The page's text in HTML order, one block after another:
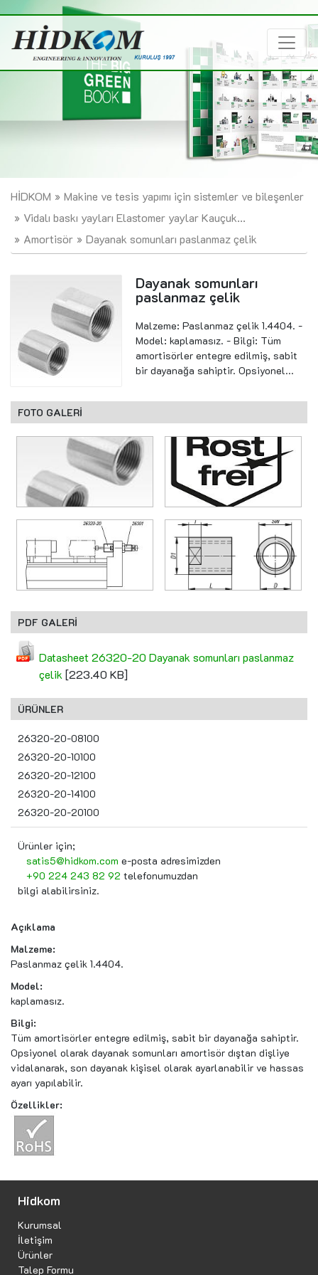
HİDKOM
Makine ve tesis yapımı için sistemler ve bileşenler
Vidalı baskı yayları Elastomer yaylar Kauçuk...
Amortisör
Dayanak somunları paslanmaz çelik
Dayanak somunları
paslanmaz çelik
Malzeme: Paslanmaz çelik 1.4404. -
Model: kaplamasız. - Bilgi: Tüm
amortisörler entegre edilmiş, sabit
bir dayanağa sahiptir. Opsiyonel...
FOTO GALERİ
PDF GALERİ
Datasheet 26320-20 Dayanak somunları paslanmaz
çelik[223.40 KB]
ÜRÜNLER
26320-20-08100
26320-20-10100
26320-20-12100
26320-20-14100
26320-20-20100
Ürünler için;
satis5@hidkom.com e-posta adresimizden
+90 224 243 82 92 telefonumuzdan
bilgi alabilirsiniz.
Açıklama
Malzeme:
Paslanmaz çelik 1.4404.
Model:
kaplamasız.
Bilgi:
Tüm amortisörler entegre edilmiş, sabit bir dayanağa sahiptir.
Opsiyonel olarak dayanak somunları amortisör dıştan dişliye
vidalanarak, son dayanak kişisel olarak ayarlanabilir ve hassas
ayarı yapılabilir.
Özellikler:
Hidkom
Kurumsal
İletişim
Ürünler
Talep Formu